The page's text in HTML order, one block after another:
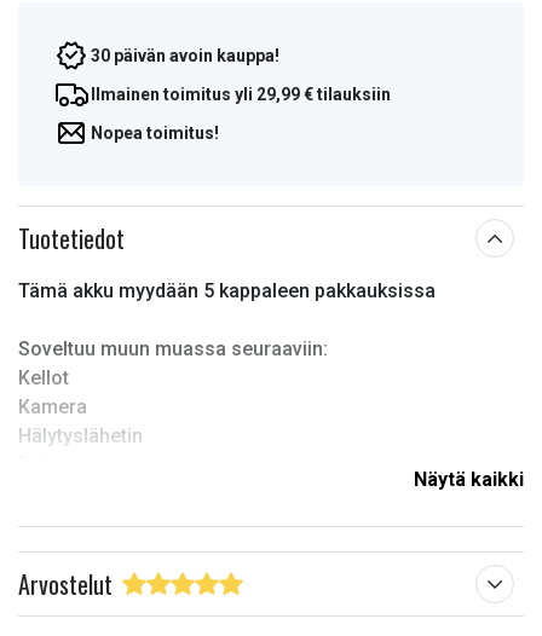
30 päivän avoin kauppa!
Ilmainen toimitus yli 29,99 € tilauksiin
Nopea toimitus!
Tuotetiedot
Tämä akku myydään 5 kappaleen pakkauksissa
Soveltuu muun muassa seuraaviin:
Kellot
Kamera
Hälytyslähetin
CMOS-varmuuskopio
Paksuus:
Näytä kaikki
Arvostelut